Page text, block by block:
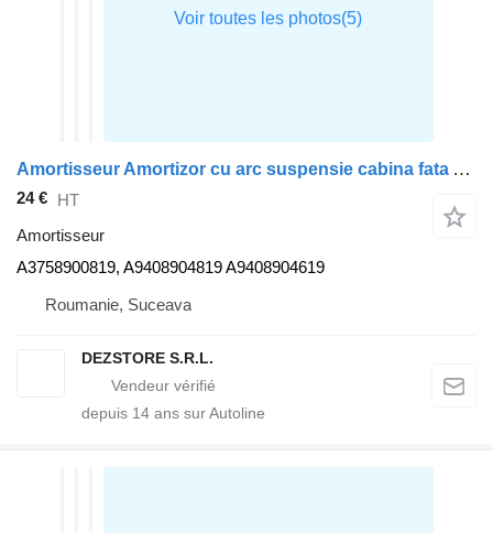
Amortisseur Amortizor cu arc suspensie cabina fata A3758900819 pour tracteur routier Mercedes-Benz AXOR
24 € HT
Amortisseur
A3758900819, A9408904819 A9408904619
Roumanie, Suceava
DEZSTORE S.R.L.
depuis 14 ans sur Autoline